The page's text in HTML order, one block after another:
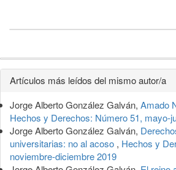
Detalles
del
artículo
Artículos más leídos del mismo autor/a
Jorge Alberto González Galván, Amado
Hechos y Derechos: Número 51, mayo-
Jorge Alberto González Galván,
universitarias: no al acoso , Hechos y
noviembre-diciembre 2019